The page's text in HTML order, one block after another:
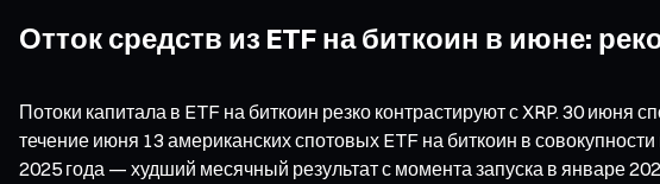
Отток средств из ETF на биткоин в июне:
Потоки капитала в ETF на биткоин резко контрастируют с XRP. 30
течение июня 13 американских спотовых ETF на биткоин в
2025 года — худший месячный результат с момента запуска в январе